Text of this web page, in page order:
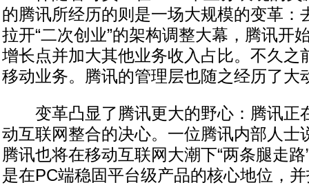
的腾讯所经历的则是一场大规模的变革：
拉开“二次创业”的架构调整大幕，腾讯开
增长点并加大其他业务收入占比。不久之
移动业务。腾讯的管理层也随之经历了大
变革凸显了腾讯更大的野心：腾讯正
动互联网整合的决心。一位腾讯内部人士
腾讯也将在移动互联网大潮下“两条腿走路
是在PC端稳固平台级产品的核心地位，